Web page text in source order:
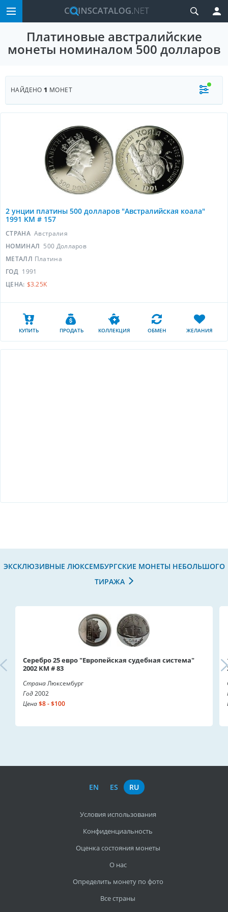
Платиновые австралийские
монеты номиналом 500 долларов
НАЙДЕНО1 МОНЕТ
2 унции платины 500 долларов "Австралийская коала"
1991 KM # 157
СТРАНА Австралия
НОМИНАЛ 500 Долларов
МЕТАЛЛ Платина
ГОД 1991
ЦЕНА: $3.25K
КУПИТЬ ПРОДАТЬ КОЛЛЕКЦИЯ ОБМЕН ЖЕЛАНИЯ
ЭКСКЛЮЗИВНЫЕ ЛЮКСЕМБУРГСКИЕ МОНЕТЫ НЕБОЛЬШОГО
ТИРАЖА
Серебро 25 евро "Европейская судебная система"
2002 KM # 83
СтранаЛюксембург
Год2002
Цена$8 - $100
EN ES RU
Условия использования
Конфиденциальность
Оценка состояния монеты
О нас
Определить монету по фото
Все страны